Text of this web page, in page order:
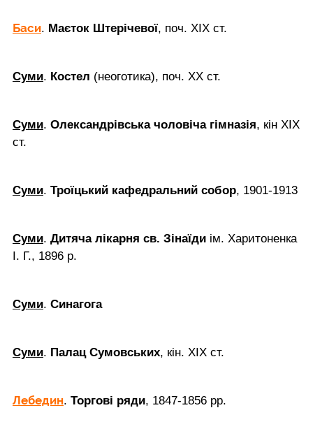
Баси. Маєток Штерічевої, поч. ХІХ ст.
Суми. Костел (неоготика), поч. ХХ ст.
Суми. Олександрівська чоловіча гімназія, кін ХІХ
ст.
Суми. Троїцький кафедральний собор, 1901-1913
Суми. Дитяча лікарня св. Зінаїди ім. Харитоненка
І. Г., 1896 р.
Суми. Синагога
Суми. Палац Сумовських, кін. ХІХ ст.
Лебедин. Торгові ряди, 1847-1856 рр.